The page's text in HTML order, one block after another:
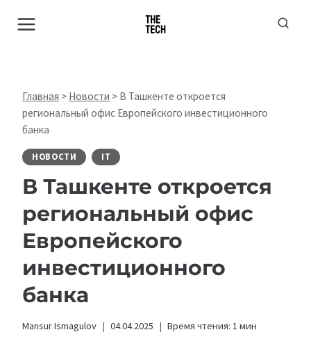
Главная > Новости > В Ташкенте откроется
региональный офис Европейского инвестиционного
банка
НОВОСТИ IT
В Ташкенте откроется
региональный офис
Европейского
инвестиционного
банка
Mansur Ismagulov 04.04.2025 Время чтения: 1 мин